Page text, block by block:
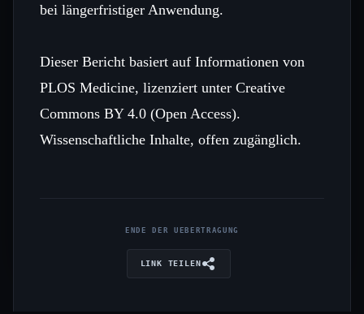
bei längerfristiger Anwendung.
Dieser Bericht basiert auf Informationen von
PLOS Medicine, lizenziert unter Creative
Commons BY 4.0 (Open Access).
Wissenschaftliche Inhalte, offen zugänglich.
ENDE DER UEBERTRAGUNG
LINK TEILEN